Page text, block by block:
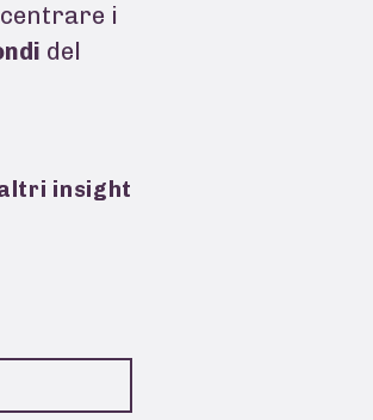
i
del
insight